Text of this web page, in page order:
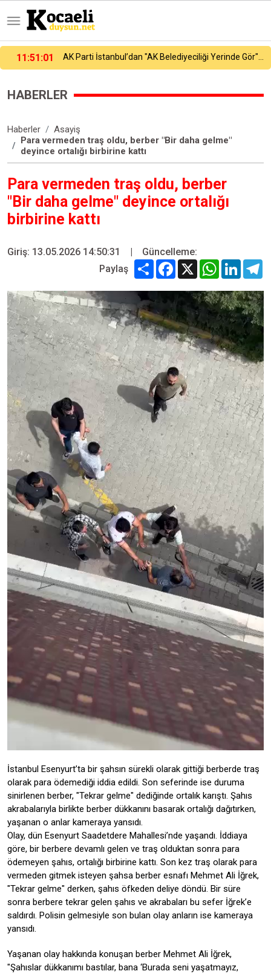
11:54:32 Küçükçekmece Menekşe Deresi’nde batık tekneler karabatakların yuvası oldu
HABERLER
Haberler
Asayiş
Para vermeden traş oldu, berber "Bir daha gelme"
deyince ortalığı birbirine kattı
Para vermeden traş oldu, berber
"Bir daha gelme" deyince ortalığı
birbirine kattı
Giriş: 13.05.2026 14:50:31 |
Güncelleme:
Paylaş
Share Facebook
X WhatsApp
İstanbul Esenyurt’ta bir şahsın sürekli olarak gittiği berberde traş
olarak para ödemediği iddia edildi. Son seferinde ise duruma
sinirlenen berber, "Tekrar gelme" dediğinde ortalık karıştı. Şahıs
akrabalarıyla birlikte berber dükkanını basarak ortalığı dağıtırken,
yaşanan o anlar kameraya yansıdı.
Olay, dün Esenyurt Saadetdere Mahallesi’nde yaşandı. İddiaya
göre, bir berbere devamlı gelen ve traş olduktan sonra para
ödemeyen şahıs, ortalığı birbirine kattı. Son kez traş olarak para
vermeden gitmek isteyen şahsa berber esnafı Mehmet Ali İğrek,
"Tekrar gelme" derken, şahıs öfkeden deliye döndü. Bir süre
sonra berbere tekrar gelen şahıs ve akrabaları bu sefer İğrek’e
saldırdı. Polisin gelmesiyle son bulan olay anların ise kameraya
yansıdı.
Yaşanan olay hakkında konuşan berber Mehmet Ali İğrek,
"Şahıslar dükkanımı bastılar, bana ‘Burada seni yaşatmayız,